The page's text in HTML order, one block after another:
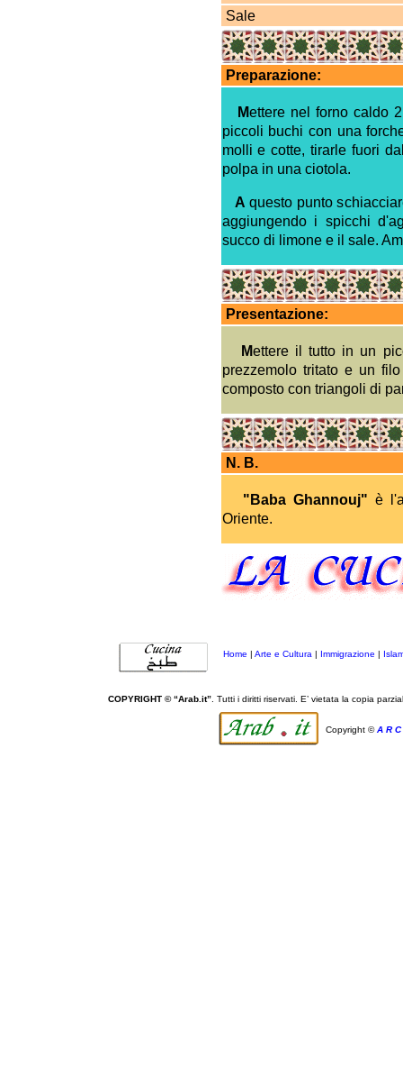
Sale
Preparazione:
Mettere nel forno caldo
piccoli buchi con una
molli e cotte, tirarle fuori
polpa in una ciotola.
A questo punto
aggiungendo i spicchi
succo di limone e il sale.
Presentazione:
Mettere il tutto in un
prezzemolo tritato e un
composto con triangoli di
N. B.
"Baba Ghannouj" è
Oriente.
Home | Arte e Cultura | Immigrazione |
COPYRIGHT © “Arab.it”. Tutti i diritti riservati. E’ vietata la copia
Copyright ©A R C